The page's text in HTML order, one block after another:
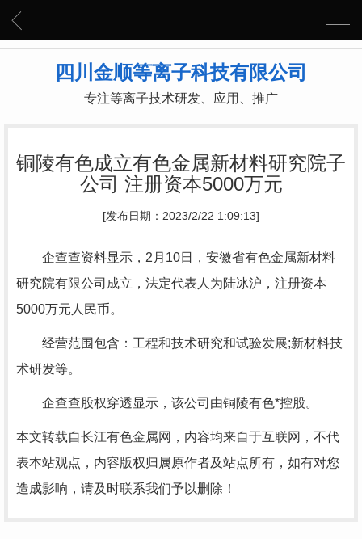
四川金顺等离子科技有限公司
专注等离子技术研发、应用、推广
铜陵有色成立有色金属新材料研究院子
公司 注册资本5000万元
[发布日期：2023/2/22 1:09:13]
企查查资料显示，2月10日，安徽省有色金属新材料
研究院有限公司成立，法定代表人为陆冰沪，注册资本
5000万元人民币。
经营范围包含：工程和技术研究和试验发展;新材料技
术研发等。
企查查股权穿透显示，该公司由铜陵有色*控股。
本文转载自长江有色金属网，内容均来自于互联网，不代
表本站观点，内容版权归属原作者及站点所有，如有对您
造成影响，请及时联系我们予以删除！